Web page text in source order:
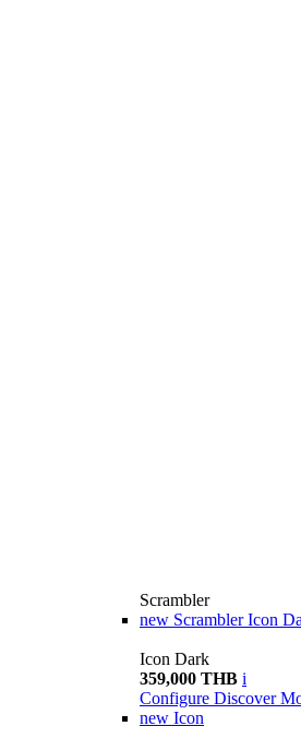
Scrambler
new Scrambler Icon
Icon Dark
359,000 THB i
Configure Discover
new Icon